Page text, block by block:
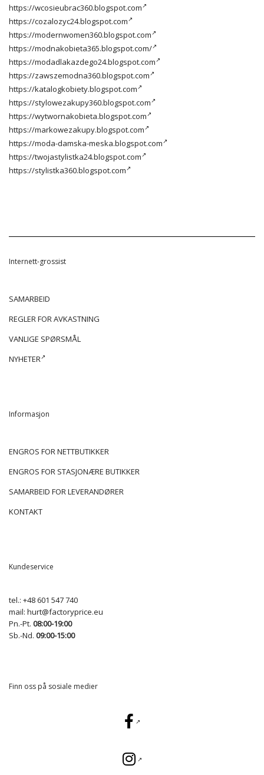
https://wcosieubrac360.blogspot.com
https://cozalozyc24.blogspot.com
https://modernwomen360.blogspot.com
https://modnakobieta365.blogspot.com/
https://modadlakazdego24.blogspot.com
https://zawszemodna360.blogspot.com
https://katalogkobiety.blogspot.com
https://stylowezakupy360.blogspot.com
https://wytwornakobieta.blogspot.com
https://markowezakupy.blogspot.com
https://moda-damska-meska.blogspot.com
https://twojastylistka24.blogspot.com
https://stylistka360.blogspot.com
Internett-grossist
SAMARBEID
REGLER FOR AVKASTNING
VANLIGE SPØRSMÅL
NYHETER
Informasjon
ENGROS FOR NETTBUTIKKER
ENGROS FOR STASJONÆRE BUTIKKER
SAMARBEID FOR LEVERANDØRER
KONTAKT
Kundeservice
tel.: +48 601 547 740
mail: hurt@factoryprice.eu
Pn.-Pt. 08:00-19:00
Sb.-Nd. 09:00-15:00
Finn oss på sosiale medier